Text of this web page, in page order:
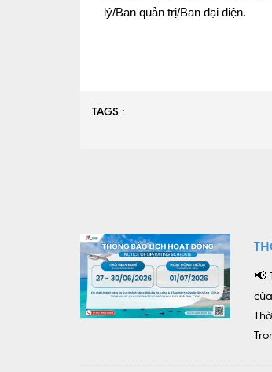
lý/Ban quản trị/Ban đại diện.
TAGS :
📢